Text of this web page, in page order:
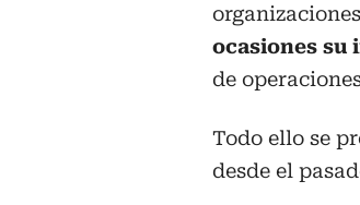
ocasiones su
de
Todo ello se
desde el